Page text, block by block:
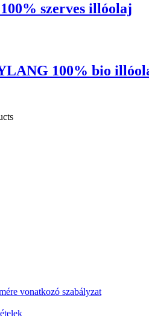
szerves illóolaj
100% bio
vonatkozó szabályzat